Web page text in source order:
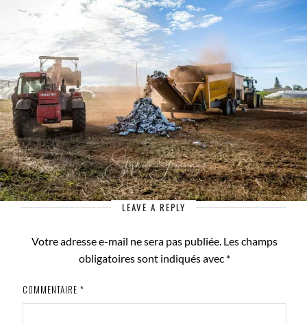
LEAVE A REPLY
Votre adresse e-mail ne sera pas publiée. Les champs
obligatoires sont indiqués avec *
COMMENTAIRE *